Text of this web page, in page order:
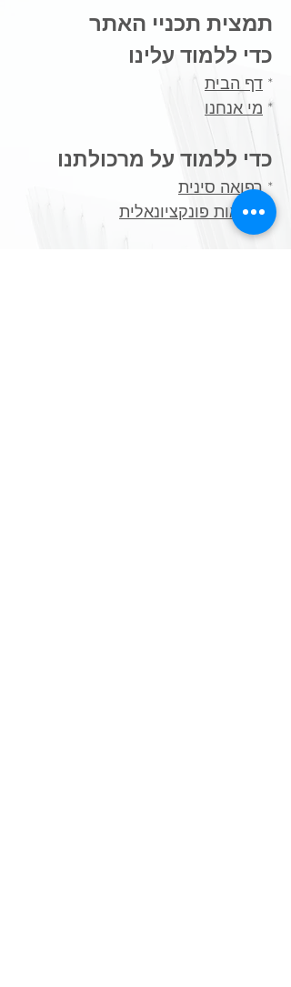
תמצית תכניי האתר
כדי ללמוד עלינו
*דף הבית
* מי אנחנו
כדי ללמוד על מרכולתנו
*רפואה סינית
*בריאות פונקציונאלית